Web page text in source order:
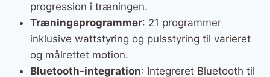
progression i træningen.
Træningsprogrammer: 21 programmer
inklusive wattstyring og pulsstyring til varieret
og målrettet motion.
Bluetooth-integration: Integreret Bluetooth til